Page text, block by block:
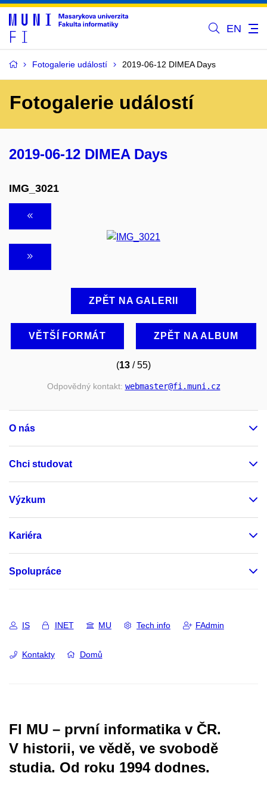
EN
Fotogalerie událostí 2019-06-12 DIMEA Days
Fotogalerie událostí
2019-06-12 DIMEA Days
IMG_3021
ZPĚT NA GALERII
VĚTŠÍ FORMÁT ZPĚT NA ALBUM
(13 / 55)
Odpovědný kontakt: webmaster@fi.muni.cz
O nás
Chci studovat
Výzkum
Kariéra
Spolupráce
IS INET MU Tech info FAdmin
Kontakty Domů
FI MU – první informatika v ČR.
V historii, ve vědě, ve svobodě
studia. Od roku 1994 dodnes.